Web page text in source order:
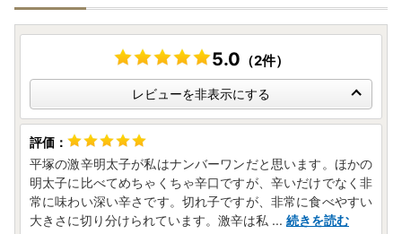
5.0 （2件）
レビューを非表示にする
平塚の激辛明太子が私はナンバーワンだと思います。ほかの
明太子に比べてめちゃくちゃ辛口ですが、辛いだけでなく非
常に味わい深い辛さです。切れ子ですが、非常に食べやすい
大きさに切り分けられています。激辛は私 ... 続きを読む